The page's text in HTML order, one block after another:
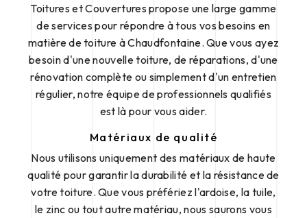
Toitures et Couvertures propose une large gamme
de services pour répondre à tous vos besoins en
matière de toiture à Chaudfontaine. Que vous ayez
besoin d'une nouvelle toiture, de réparations, d'une
rénovation complète ou simplement d'un entretien
régulier, notre équipe de professionnels qualifiés
est là pour vous aider.
Matériaux de qualité
Nous utilisons uniquement des matériaux de haute
qualité pour garantir la durabilité et la résistance de
votre toiture. Que vous préfériez l'ardoise, la tuile,
le zinc ou tout autre matériau, nous saurons vous